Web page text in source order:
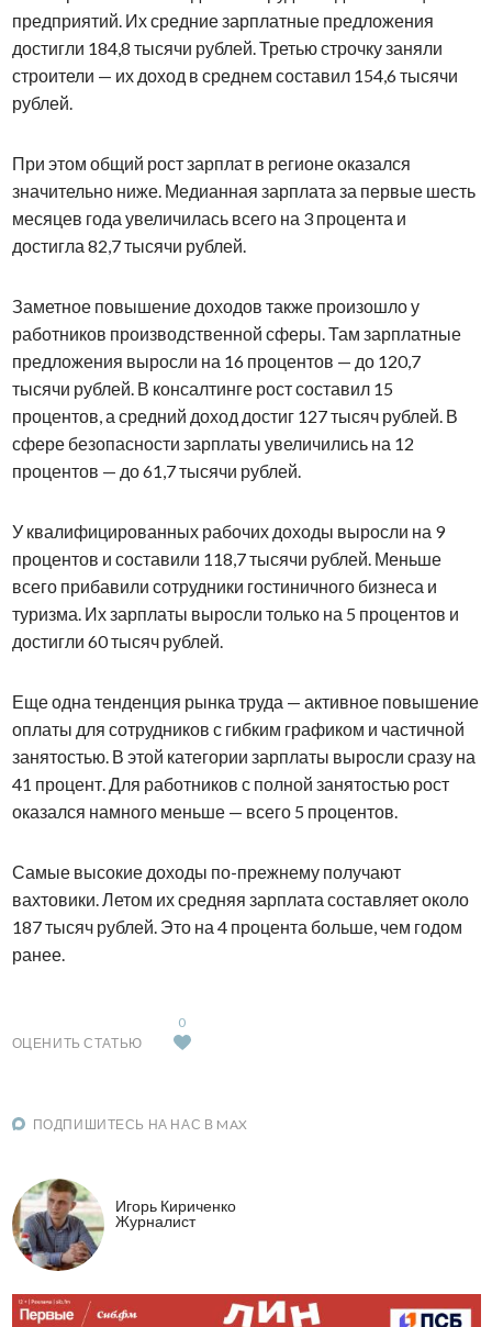
предприятий. Их средние зарплатные предложения
достигли 184,8 тысячи рублей. Третью строчку заняли
строители — их доход в среднем составил 154,6 тысячи
рублей.
При этом общий рост зарплат в регионе оказался
значительно ниже. Медианная зарплата за первые шесть
месяцев года увеличилась всего на 3 процента и
достигла 82,7 тысячи рублей.
Заметное повышение доходов также произошло у
работников производственной сферы. Там зарплатные
предложения выросли на 16 процентов — до 120,7
тысячи рублей. В консалтинге рост составил 15
процентов, а средний доход достиг 127 тысяч рублей. В
сфере безопасности зарплаты увеличились на 12
процентов — до 61,7 тысячи рублей.
У квалифицированных рабочих доходы выросли на 9
процентов и составили 118,7 тысячи рублей. Меньше
всего прибавили сотрудники гостиничного бизнеса и
туризма. Их зарплаты выросли только на 5 процентов и
достигли 60 тысяч рублей.
Еще одна тенденция рынка труда — активное повышение
оплаты для сотрудников с гибким графиком и частичной
занятостью. В этой категории зарплаты выросли сразу на
41 процент. Для работников с полной занятостью рост
оказался намного меньше — всего 5 процентов.
Самые высокие доходы по-прежнему получают
вахтовики. Летом их средняя зарплата составляет около
187 тысяч рублей. Это на 4 процента больше, чем годом
ранее.
ОЦЕНИТЬ СТАТЬЮ
0
ПОДПИШИТЕСЬ НА НАС В MAX
Игорь Кириченко
Журналист